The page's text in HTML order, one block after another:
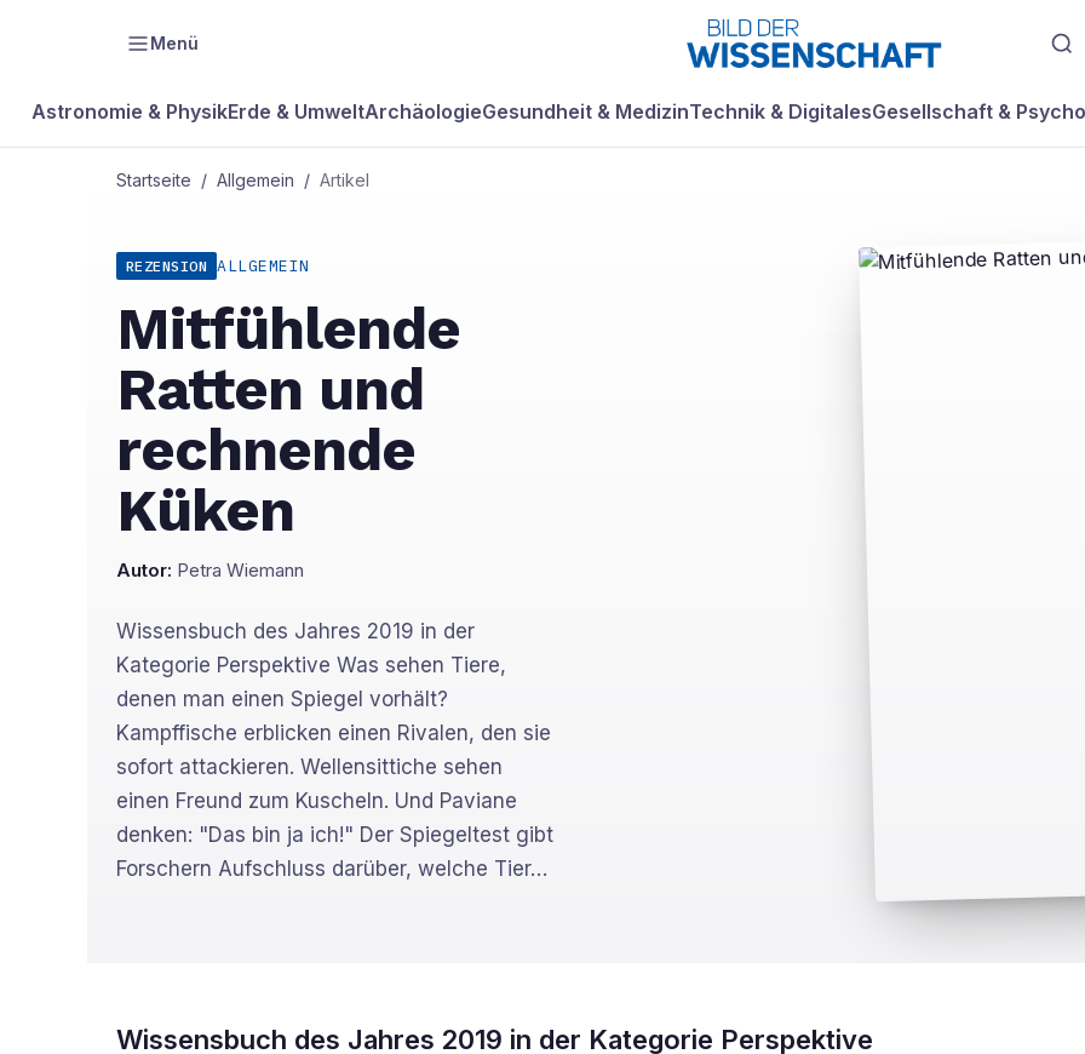
Menü
Astronomie & PhysikErde & UmweltArchäologieGesundheit & MedizinTechnik & DigitalesGesellschaft &
Startseite / Allgemein / Artikel
REZENSION ALLGEMEIN
Mitfühlende
Ratten und
rechnende
Küken
Autor: Petra Wiemann
Wissensbuch des Jahres 2019 in der
Kategorie Perspektive Was sehen Tiere,
denen man einen Spiegel vorhält?
Kampffische erblicken einen Rivalen, den sie
sofort attackieren. Wellensittiche sehen
einen Freund zum Kuscheln. Und Paviane
denken: "Das bin ja ich!" Der Spiegeltest gibt
Forschern Aufschluss darüber, welche Tier…
Wissensbuch des Jahres 2019 in der Kategorie Perspektive